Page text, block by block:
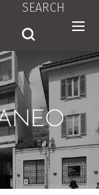
SEARCH